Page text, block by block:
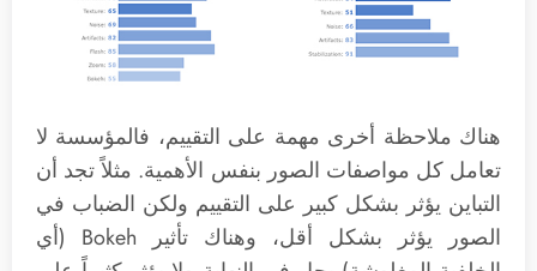
هناك ملاحظة أخرى مهمة على التقييم، فالمؤسسة لا
تعامل كل مواصفات الصور بنفس الأهمية. مثلاً تجد أن
التباين يؤثر بشكل كبير على التقييم ولكن الضباب في
الصور يؤثر بشكل أقل، وهناك تأثير Bokeh (أي